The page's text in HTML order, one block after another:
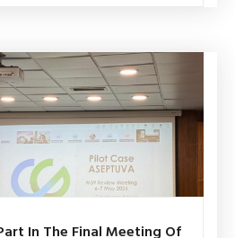
In The Final Meeting Of